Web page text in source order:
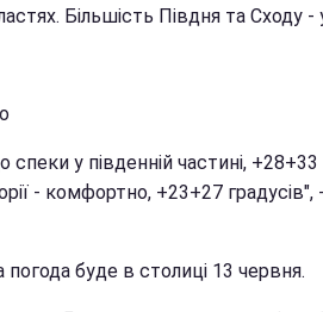
Більшість Півдня та Сходу -
у південній частині, +28+33
- комфортно, +23+27 градусів", -
буде в столиці 13 червня.